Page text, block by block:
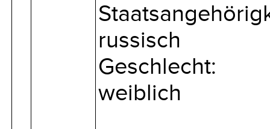
russisch
Geschlecht:
weiblich